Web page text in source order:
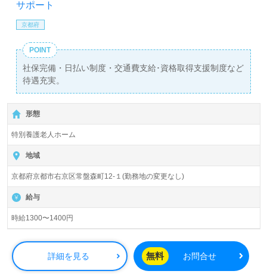
サポート
京都府
POINT
社保完備・日払い制度・交通費支給･資格取得支援制度など
待遇充実。
形態
特別養護老人ホーム
地域
京都府京都市右京区常盤森町12-１(勤務地の変更なし)
給与
時給1300〜1400円
詳細を見る 無料 お問合せ